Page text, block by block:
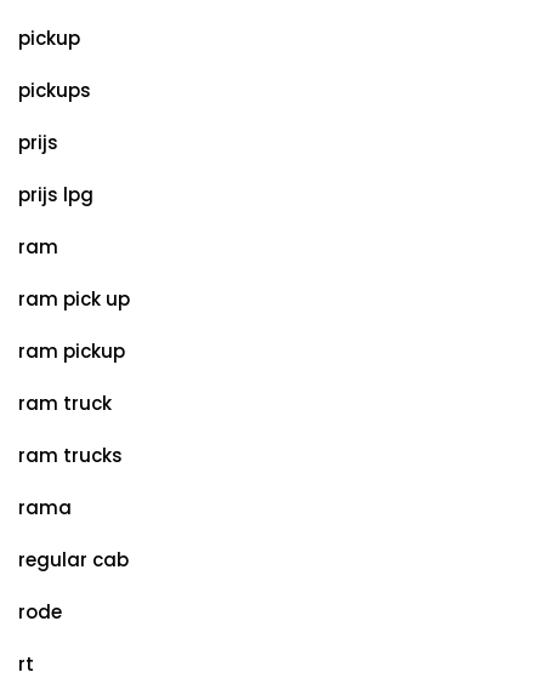
pickup
pickups
prijs
prijs lpg
ram
ram pick up
ram pickup
ram truck
ram trucks
rama
regular cab
rode
rt